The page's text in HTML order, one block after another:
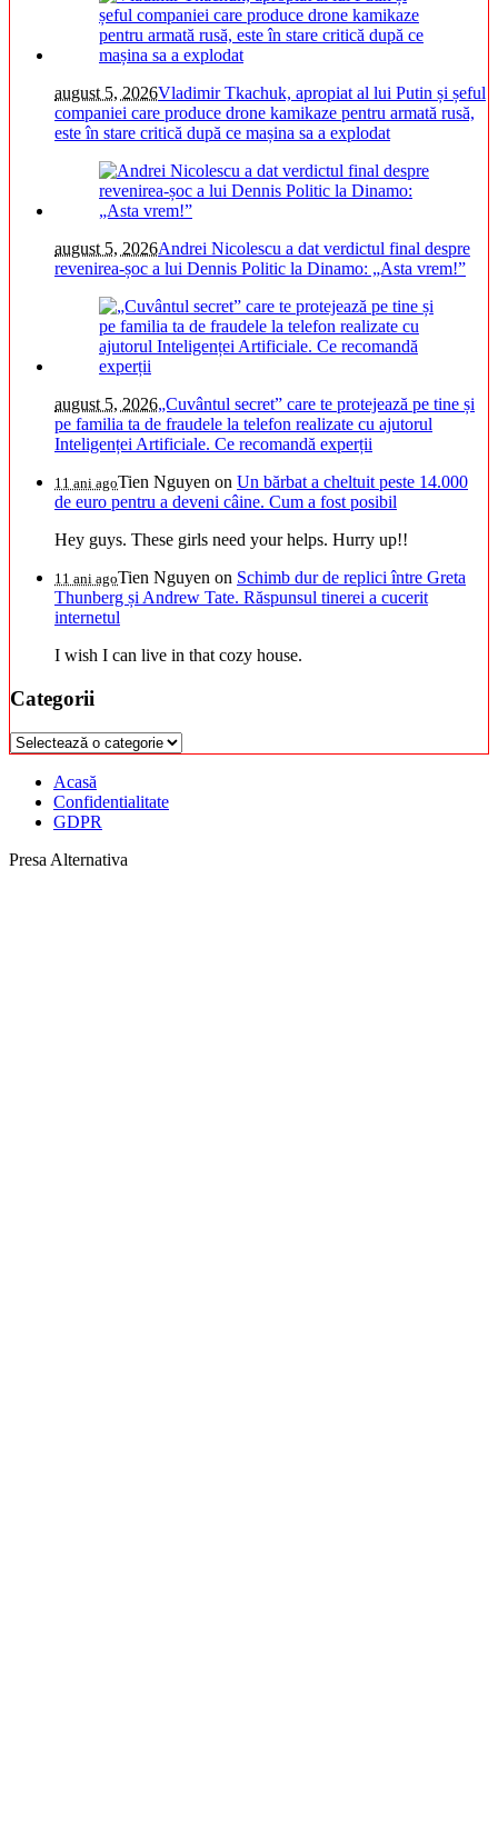
august 5, 2026Vladimir Tkachuk, apropiat al lui Putin și șeful
companiei care produce drone kamikaze pentru armată rusă,
este în stare critică după ce mașina sa a explodat
august 5, 2026Andrei Nicolescu a dat verdictul final despre
revenirea-șoc a lui Dennis Politic la Dinamo: „Asta vrem!”
august 5, 2026„Cuvântul secret” care te protejează pe tine și
pe familia ta de fraudele la telefon realizate cu ajutorul
Inteligenței Artificiale. Ce recomandă experții
11 ani agoTien Nguyen on Un bărbat a cheltuit peste 14.000
de euro pentru a deveni câine. Cum a fost posibil
Hey guys. These girls need your helps. Hurry up!!
11 ani agoTien Nguyen on Schimb dur de replici între Greta
Thunberg și Andrew Tate. Răspunsul tinerei a cucerit
internetul
I wish I can live in that cozy house.
Categorii
Categorii
Acasă
Confidentialitate
GDPR
Presa Alternativa